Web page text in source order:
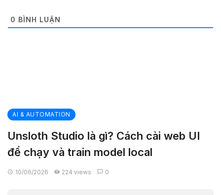
0 BÌNH LUẬN
AI & AUTOMATION
Unsloth Studio là gì? Cách cài web UI
để chạy và train model local
10/06/2026 224 views 0